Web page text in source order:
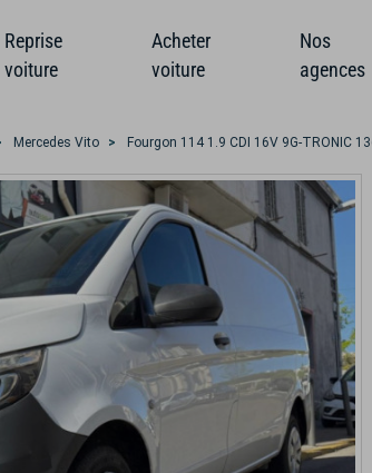
Reprise
voiture
Acheter
voiture
Nos
agences
Mercedes Vito Fourgon 114 1.9 CDI 16V 9G-TRONIC